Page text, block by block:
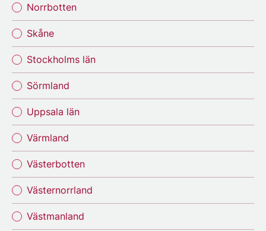
Norrbotten
Skåne
Stockholms län
Sörmland
Uppsala län
Värmland
Västerbotten
Västernorrland
Västmanland